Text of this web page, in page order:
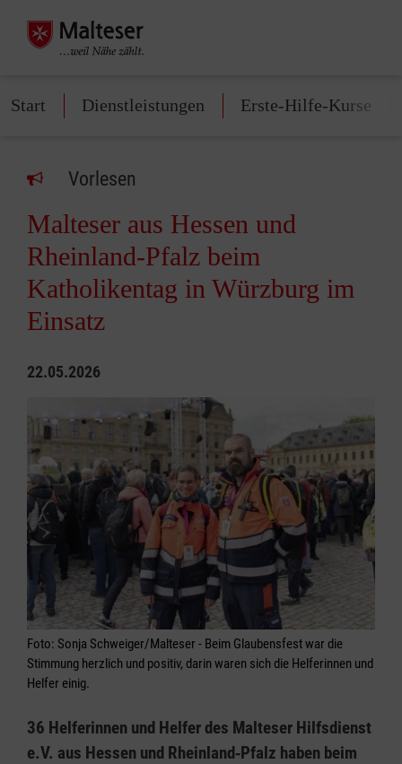
Start Dienstleistungen Erste-Hilfe-Kurse
Vorlesen
Malteser aus Hessen und
Rheinland‑Pfalz beim
Katholikentag in Würzburg im
Einsatz
22.05.2026
Foto: Sonja Schweiger/Malteser - Beim Glaubensfest war die
Stimmung herzlich und positiv, darin waren sich die Helferinnen und
Helfer einig.
36 Helferinnen und Helfer des Malteser Hilfsdienst
e.V. aus Hessen und Rheinland‑Pfalz haben beim